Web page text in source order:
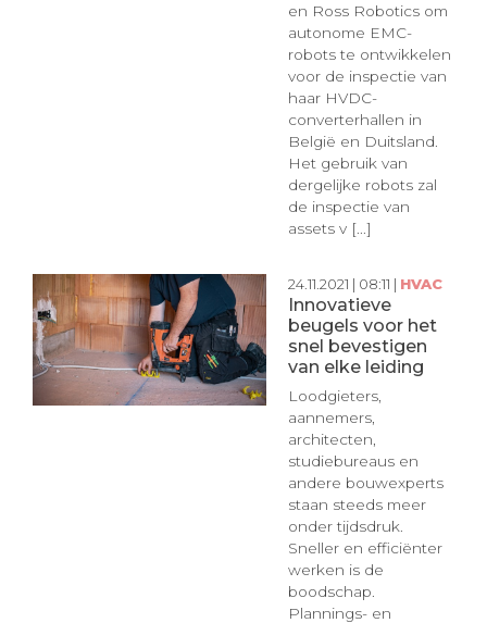
en Ross Robotics om
autonome EMC-
robots te ontwikkelen
voor de inspectie van
haar HVDC-
converterhallen in
België en Duitsland.
Het gebruik van
dergelijke robots zal
de inspectie van
assets v [...]
24.11.2021 | 08:11 | HVAC
Innovatieve
beugels voor het
snel bevestigen
van elke leiding
Loodgieters,
aannemers,
architecten,
studiebureaus en
andere bouwexperts
staan steeds meer
onder tijdsdruk.
Sneller en efficiënter
werken is de
boodschap.
Plannings- en